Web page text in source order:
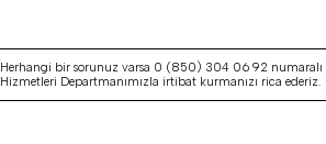
Herhangi bir sorunuz varsa 0 (850) 304 06 92 numaralı
Hizmetleri Departmanımızla irtibat kurmanızı rica ederiz.